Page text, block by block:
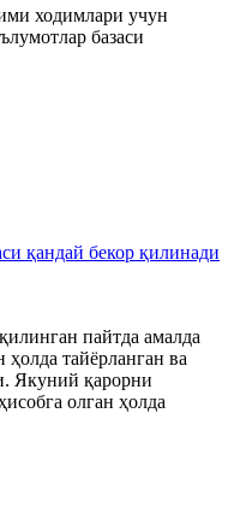
тузатиш усуллари
шахсларни рўйхатга
хатолар ва
ходимлари учун
базаси
қандай бекор қилинади
пайтда амалда
тайёрланган ва
Якуний қарорни
олган ҳолда